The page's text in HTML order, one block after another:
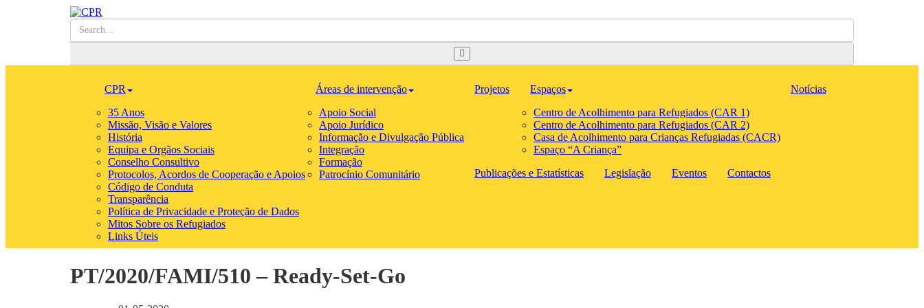
CPR
35 Anos
Missão, Visão e Valores
História
Equipa e Orgãos Sociais
Conselho Consultivo
Protocolos, Acordos de Cooperação e Apoios
Código de Conduta
Transparência
Política de Privacidade e Proteção de Dados
Mitos Sobre os Refugiados
Links Úteis
Áreas de intervenção
Apoio Social
Apoio Jurídico
Informação e Divulgação Pública
Integração
Formação
Patrocínio Comunitário
Projetos
Espaços
Centro de Acolhimento para Refugiados (CAR 1)
Centro de Acolhimento para Refugiados (CAR 2)
Casa de Acolhimento para Crianças Refugiadas (CACR)
Espaço “A Criança”
Notícias
Publicações e Estatísticas Legislação Eventos Contactos
PT/2020/FAMI/510 – Ready-Set-Go